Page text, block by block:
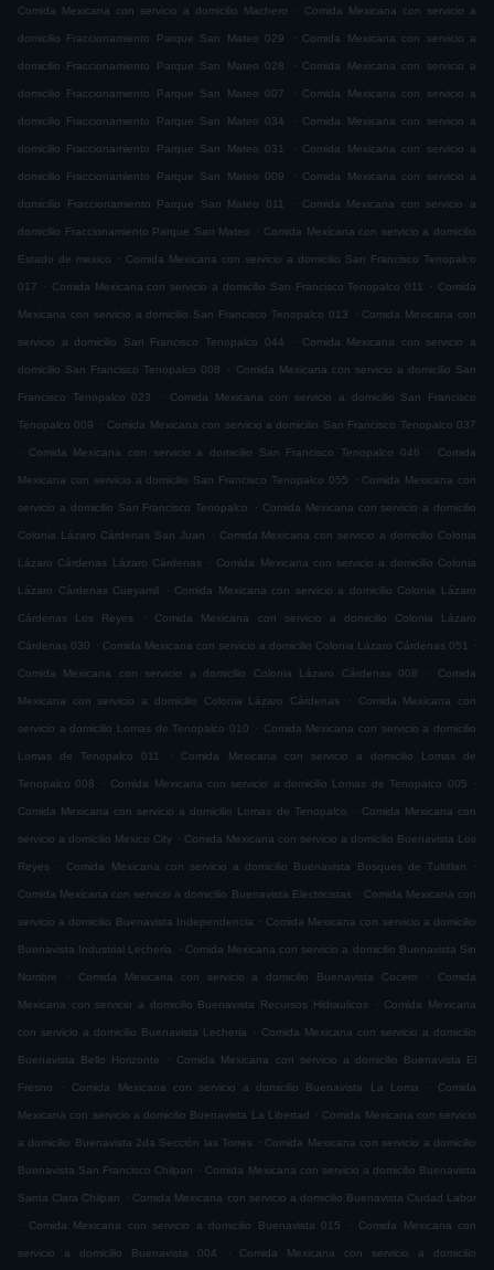
Comida Mexicana con servicio a domicilio Machero . Comida Mexicana con servicio a
domicilio Fraccionamiento Parque San Mateo 029 . Comida Mexicana con servicio a
domicilio Fraccionamiento Parque San Mateo 028 . Comida Mexicana con servicio a
domicilio Fraccionamiento Parque San Mateo 007 . Comida Mexicana con servicio a
domicilio Fraccionamiento Parque San Mateo 034 . Comida Mexicana con servicio a
domicilio Fraccionamiento Parque San Mateo 031 . Comida Mexicana con servicio a
domicilio Fraccionamiento Parque San Mateo 009 . Comida Mexicana con servicio a
domicilio Fraccionamiento Parque San Mateo 011 . Comida Mexicana con servicio a
domicilio Fraccionamiento Parque San Mateo . Comida Mexicana con servicio a domicilio
Estado de mexico . Comida Mexicana con servicio a domicilio San Francisco Tenopalco
017 . Comida Mexicana con servicio a domicilio San Francisco Tenopalco 011 . Comida
Mexicana con servicio a domicilio San Francisco Tenopalco 013 . Comida Mexicana con
servicio a domicilio San Francisco Tenopalco 044 . Comida Mexicana con servicio a
domicilio San Francisco Tenopalco 008 . Comida Mexicana con servicio a domicilio San
Francisco Tenopalco 023 . Comida Mexicana con servicio a domicilio San Francisco
Tenopalco 009 . Comida Mexicana con servicio a domicilio San Francisco Tenopalco 037
.
Comida Mexicana con servicio a domicilio San Francisco Tenopalco 046 . Comida
Mexicana con servicio a domicilio San Francisco Tenopalco 055 . Comida Mexicana con
servicio a domicilio San Francisco Tenopalco . Comida Mexicana con servicio a domicilio
Colonia Lázaro Cárdenas San Juan . Comida Mexicana con servicio a domicilio Colonia
Lázaro Cárdenas Lázaro Cárdenas . Comida Mexicana con servicio a domicilio Colonia
Lázaro Cárdenas Cueyamil . Comida Mexicana con servicio a domicilio Colonia Lázaro
Cárdenas Los Reyes . Comida Mexicana con servicio a domicilio Colonia Lázaro
Cárdenas 030 . Comida Mexicana con servicio a domicilio Colonia Lázaro Cárdenas 051 .
Comida Mexicana con servicio a domicilio Colonia Lázaro Cárdenas 008 . Comida
Mexicana con servicio a domicilio Colonia Lázaro Cárdenas . Comida Mexicana con
servicio a domicilio Lomas de Tenopalco 010 . Comida Mexicana con servicio a domicilio
Lomas de Tenopalco 011 . Comida Mexicana con servicio a domicilio Lomas de
Tenopalco 008 . Comida Mexicana con servicio a domicilio Lomas de Tenopalco 005 .
Comida Mexicana con servicio a domicilio Lomas de Tenopalco . Comida Mexicana con
servicio a domicilio Mexico City . Comida Mexicana con servicio a domicilio Buenavista Los
Reyes . Comida Mexicana con servicio a domicilio Buenavista Bosques de Tultitlan .
Comida Mexicana con servicio a domicilio Buenavista Electricistas . Comida Mexicana con
servicio a domicilio Buenavista Independencia . Comida Mexicana con servicio a domicilio
Buenavista Industrial Lecheria . Comida Mexicana con servicio a domicilio Buenavista Sin
Nombre . Comida Mexicana con servicio a domicilio Buenavista Cocem . Comida
Mexicana con servicio a domicilio Buenavista Recursos Hidraulicos . Comida Mexicana
con servicio a domicilio Buenavista Lecheria . Comida Mexicana con servicio a domicilio
Buenavista Bello Horizonte . Comida Mexicana con servicio a domicilio Buenavista El
Fresno . Comida Mexicana con servicio a domicilio Buenavista La Loma . Comida
Mexicana con servicio a domicilio Buenavista La Libertad . Comida Mexicana con servicio
a domicilio Buenavista 2da Sección las Torres . Comida Mexicana con servicio a domicilio
Buenavista San Francisco Chilpan . Comida Mexicana con servicio a domicilio Buenavista
Santa Clara Chilpan . Comida Mexicana con servicio a domicilio Buenavista Ciudad Labor
.
Comida Mexicana con servicio a domicilio Buenavista 015 . Comida Mexicana con
servicio a domicilio Buenavista 004 . Comida Mexicana con servicio a domicilio